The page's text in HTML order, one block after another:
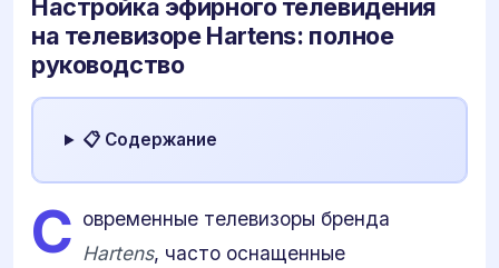
Настройка эфирного телевидения
на телевизоре Hartens: полное
руководство
📋 Содержание
С овременные телевизоры бренда
Hartens, часто оснащенные